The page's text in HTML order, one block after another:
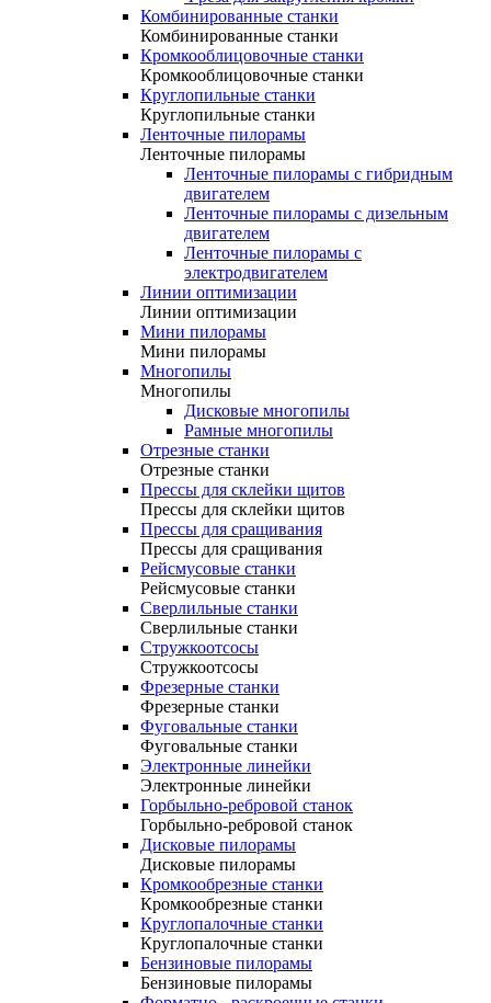
Комбинированные станки
Комбинированные станки
Кромкооблицовочные станки
Кромкооблицовочные станки
Круглопильные станки
Круглопильные станки
Ленточные пилорамы
Ленточные пилорамы
Ленточные пилорамы с гибридным
двигателем
Ленточные пилорамы с дизельным
двигателем
Ленточные пилорамы с
электродвигателем
Линии оптимизации
Линии оптимизации
Мини пилорамы
Мини пилорамы
Многопилы
Многопилы
Дисковые многопилы
Рамные многопилы
Отрезные станки
Отрезные станки
Прессы для склейки щитов
Прессы для склейки щитов
Прессы для сращивания
Прессы для сращивания
Рейсмусовые станки
Рейсмусовые станки
Сверлильные станки
Сверлильные станки
Стружкоотсосы
Стружкоотсосы
Фрезерные станки
Фрезерные станки
Фуговальные станки
Фуговальные станки
Электронные линейки
Электронные линейки
Горбыльно-ребровой станок
Горбыльно-ребровой станок
Дисковые пилорамы
Дисковые пилорамы
Кромкообрезные станки
Кромкообрезные станки
Круглопалочные станки
Круглопалочные станки
Бензиновые пилорамы
Бензиновые пилорамы